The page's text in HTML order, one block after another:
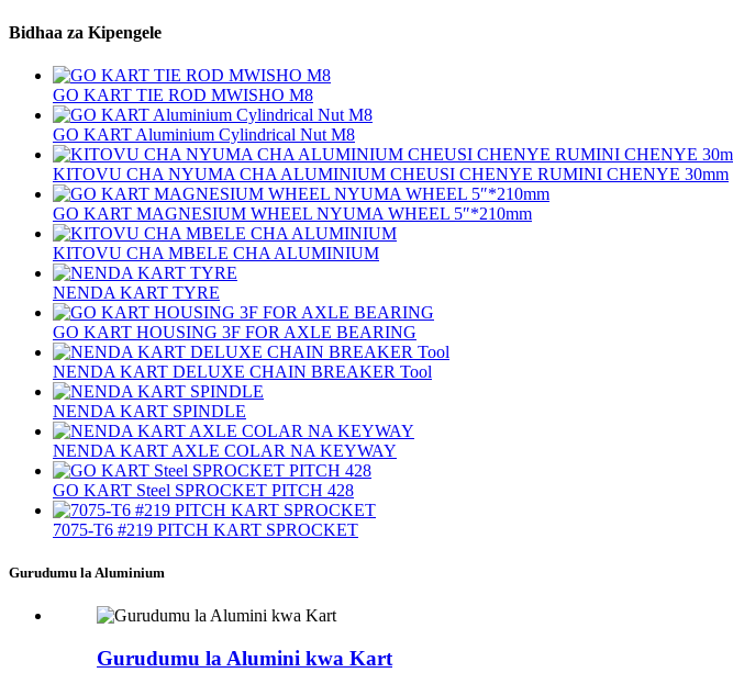
Bidhaa za Kipengele
GO KART TIE ROD MWISHO M8
GO KART Aluminium Cylindrical Nut M8
KITOVU CHA NYUMA CHA ALUMINIUM CHEUSI CHENYE RUMINI CHENYE 30mm
GO KART MAGNESIUM WHEEL NYUMA WHEEL 5″*210mm
KITOVU CHA MBELE CHA ALUMINIUM
NENDA KART TYRE
GO KART HOUSING 3F FOR AXLE BEARING
NENDA KART DELUXE CHAIN ​​BREAKER Tool
NENDA KART SPINDLE
NENDA KART AXLE COLAR NA KEYWAY
GO KART Steel SPROCKET PITCH 428
7075‐T6 #219 PITCH KART SPROCKET
Gurudumu la Aluminium
Gurudumu la Alumini kwa Kart